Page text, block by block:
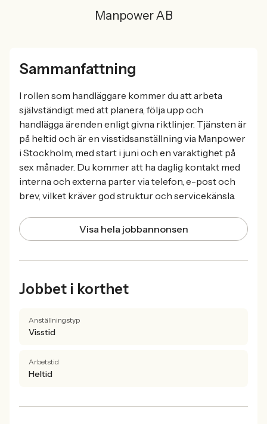
Manpower AB
Sammanfattning
I rollen som handläggare kommer du att arbeta
självständigt med att planera, följa upp och
handlägga ärenden enligt givna riktlinjer. Tjänsten är
på heltid och är en visstidsanställning via Manpower
i Stockholm, med start i juni och en varaktighet på
sex månader. Du kommer att ha daglig kontakt med
interna och externa parter via telefon, e-post och
brev, vilket kräver god struktur och servicekänsla.
Visa hela jobbannonsen
Jobbet i korthet
Anställningstyp
Visstid
Arbetstid
Heltid